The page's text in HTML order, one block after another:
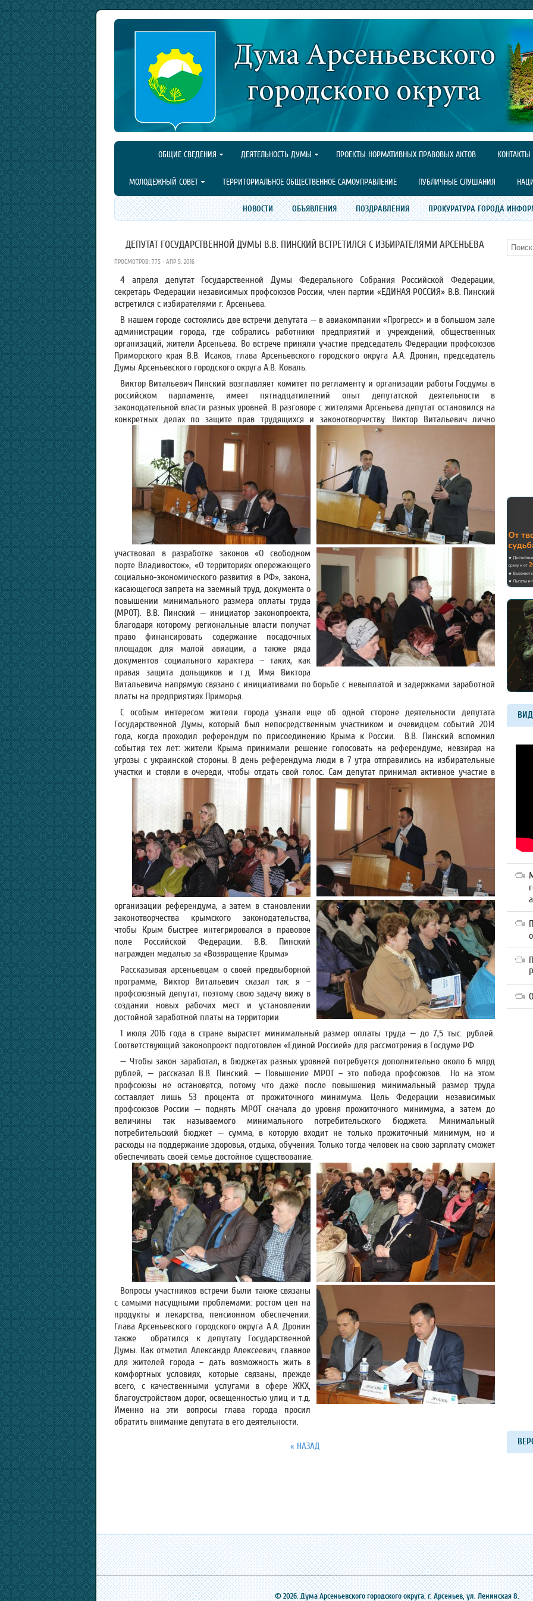
ОБЩИЕ СВЕДЕНИЯ ДЕЯТЕЛЬНОСТЬ ДУМЫ ПРОЕКТЫ НОРМАТИВНЫХ ПРАВОВЫХ АКТОВ КОНТАКТЫ
МОЛОДЕЖНЫЙ СОВЕТ ТЕРРИТОРИАЛЬНОЕ ОБЩЕСТВЕННОЕ САМОУПРАВЛЕНИЕ ПУБЛИЧНЫЕ СЛУШАНИЯ
НОВОСТИ ОБЪЯВЛЕНИЯ ПОЗДРАВЛЕНИЯ ПРОКУРАТУРА ГОРОДА
ДЕПУТАТ ГОСУДАРСТВЕННОЙ ДУМЫ В.В. ПИНСКИЙ ВСТРЕТИЛСЯ С ИЗБИРАТЕЛЯМИ АРСЕНЬЕВА
ПРОСМОТРОВ: 775 · АПР 5, 2016
4 апреля депутат Государственной Думы Федерального Собрания Российской Федерации,
секретарь Федерации независимых профсоюзов России, член партии «ЕДИНАЯ РОССИЯ» В.В. Пинский
встретился с избирателями г. Арсеньева.
В нашем городе состоялись две встречи депутата — в авиакомпании «Прогресс» и в большом зале
администрации города, где собрались работники предприятий и учреждений, общественных
организаций, жители Арсеньева. Во встрече приняли участие председатель Федерации профсоюзов
Приморского края В.В. Исаков, глава Арсеньевского городского округа А.А. Дронин, председатель
Думы Арсеньевского городского округа А.В. Коваль.
Виктор Витальевич Пинский возглавляет комитет по регламенту и организации работы Госдумы в
российском парламенте, имеет пятнадцатилетний опыт депутатской деятельности в
законодательной власти разных уровней. В разговоре с жителями Арсеньева депутат остановился на
конкретных делах по защите прав трудящихся и законотворчеству.
Виктор Витальевич лично
участвовал в разработке законов «О свободном
порте Владивосток», «О территориях опережающего
социально-экономического развития в РФ», закона,
касающегося запрета на заемный труд, документа о
повышении минимального размера оплаты труда
(МРОТ). В.В. Пинский — инициатор законопроекта,
благодаря которому региональные власти получат
право финансировать содержание посадочных
площадок для малой авиации, а также ряда
документов социального характера – таких, как
правая защита дольщиков и т.д. Имя Виктора
Витальевича напрямую связано с инициативами по борьбе с невыплатой и задержками заработной
платы на предприятиях Приморья.
С особым интересом жители города узнали еще об одной стороне деятельности депутата
Государственной Думы, который был непосредственным участником и очевидцем событий 2014
года, когда проходил референдум по присоединению Крыма к России. В.В. Пинский вспомнил
события тех лет: жители Крыма принимали решение голосовать на референдуме, невзирая на
угрозы с украинской стороны. В день референдума люди в 7 утра отправились на избирательные
участки и стояли в очереди, чтобы отдать свой голос. Сам депутат принимал активное участие в
организации референдума, а затем в становлении
законотворчества крымского законодательства,
чтобы Крым быстрее интегрировался в правовое
поле Российской Федерации. В.В. Пинский
награжден медалью за «Возвращение Крыма»
Рассказывая арсеньевцам о своей предвыборной
программе, Виктор Витальевич сказал так: я –
профсоюзный депутат, поэтому свою задачу вижу в
создании новых рабочих мест и установлении
достойной заработной платы на территории.
1 июля 2016 года в стране вырастет минимальный размер оплаты труда — до 7,5 тыс. рублей.
Соответствующий законопроект подготовлен «Единой Россией» для рассмотрения в Госдуме РФ.
— Чтобы закон заработал, в бюджетах разных уровней потребуется дополнительно около 6 млрд
рублей, — рассказал В.В. Пинский. — Повышение МРОТ – это победа профсоюзов. Но на этом
профсоюзы не остановятся, потому что даже после повышения минимальный размер труда
составляет лишь 53 процента от прожиточного минимума. Цель Федерации независимых
профсоюзов России — поднять МРОТ сначала до уровня прожиточного минимума, а затем до
величины так называемого минимального потребительского бюджета. Минимальный
потребительский бюджет — сумма, в которую входит не только прожиточный минимум, но и
расходы на поддержание здоровья, отдыха, обучения. Только тогда человек на свою зарплату сможет
обеспечивать своей семье достойное существование.
Вопросы участников встречи были также связаны
с самыми насущными проблемами: ростом цен на
продукты и лекарства, пенсионном обеспечении.
Глава Арсеньевского городского округа А.А. Дронин
также обратился к депутату Государственной
Думы. Как отметил Александр Алексеевич, главное
для жителей города – дать возможность жить в
комфортных условиях, которые связаны, прежде
всего, с качественными услугами в сфере ЖКХ,
благоустройством дорог, освещенностью улиц и т.д.
Именно на эти вопросы глава города просил
обратить внимание депутата в его деятельности.
« НАЗАД
Поиск
© 2026. Дума Арсеньевского городского округа. г. Арсеньев, ‎ул. Ленинская 8.